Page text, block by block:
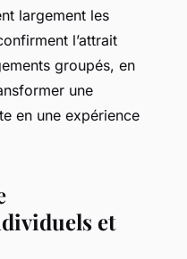
largement les
l’attrait
groupés, en
une
en une expérience
et